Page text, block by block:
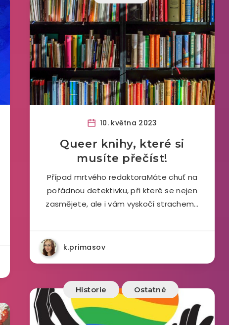
10. května 2023
Queer knihy, které si
musíte přečíst!
Případ mrtvého redaktoraMáte chuť na
pořádnou detektivku, při které se nejen
zasmějete, ale i vám vyskočí strachem…
k.primasov
Historie Ostatné